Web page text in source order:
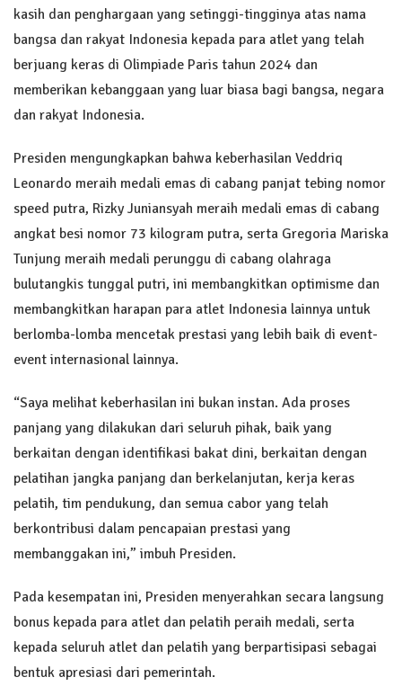
kasih dan penghargaan yang setinggi-tingginya atas nama
bangsa dan rakyat Indonesia kepada para atlet yang telah
berjuang keras di Olimpiade Paris tahun 2024 dan
memberikan kebanggaan yang luar biasa bagi bangsa, negara
dan rakyat Indonesia.
Presiden mengungkapkan bahwa keberhasilan Veddriq
Leonardo meraih medali emas di cabang panjat tebing nomor
speed putra, Rizky Juniansyah meraih medali emas di cabang
angkat besi nomor 73 kilogram putra, serta Gregoria Mariska
Tunjung meraih medali perunggu di cabang olahraga
bulutangkis tunggal putri, ini membangkitkan optimisme dan
membangkitkan harapan para atlet Indonesia lainnya untuk
berlomba-lomba mencetak prestasi yang lebih baik di event-
event internasional lainnya.
“Saya melihat keberhasilan ini bukan instan. Ada proses
panjang yang dilakukan dari seluruh pihak, baik yang
berkaitan dengan identifikasi bakat dini, berkaitan dengan
pelatihan jangka panjang dan berkelanjutan, kerja keras
pelatih, tim pendukung, dan semua cabor yang telah
berkontribusi dalam pencapaian prestasi yang
membanggakan ini,” imbuh Presiden.
Pada kesempatan ini, Presiden menyerahkan secara langsung
bonus kepada para atlet dan pelatih peraih medali, serta
kepada seluruh atlet dan pelatih yang berpartisipasi sebagai
bentuk apresiasi dari pemerintah.